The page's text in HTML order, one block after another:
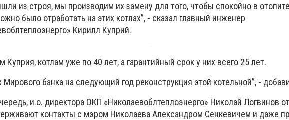
из строя, мы производим их замену для того, чтобы спокойно в
было отработать на этих котлах”, - сказал главный инженер
Кирилл Куприй.
Куприя, котлам уже по 40 лет, а гарантийный срок у них всего 25 лет.
Мирового банка на следующий год реконструкция этой котельной”, -
и.о. директора ОКП «Николаевоблтеплоэнерго» Николай Логвинов
контакты с мэром Николаева Александром Сенкевичем и даже